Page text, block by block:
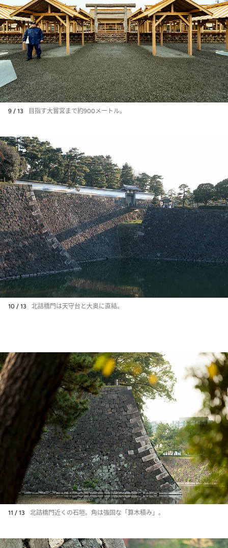
9 / 13 目指す大嘗宮まで約900メートル。
10 / 13 北詰橋門は天守台と大奥に直結。
11 / 13 北詰橋門近くの石垣。角は強固な「算木積み」。